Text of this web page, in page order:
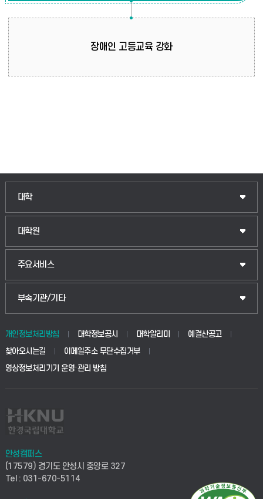
장애인 고등교육 강화
대학
대학원
주요서비스
부속기관/기타
개인정보처리방침 대학정보공시 대학알리미
예결산공고
찾아오시는길
이메일주소 무단수집거부
영상정보처리기기 운영·관리 방침
안성캠퍼스
(17579) 경기도 안성시 중앙로 327
Tel : 031-670-5114